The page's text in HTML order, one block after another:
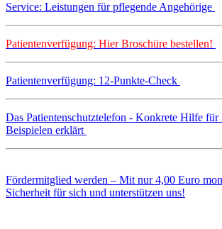
Service: Leistungen für pflegende Angehörige
Patientenverfügung: Hier Broschüre bestellen!
Patientenverfügung: 12-Punkte-Check
Das Patientenschutztelefon - Konkrete Hilfe für
Beispielen erklärt
Fördermitglied werden – Mit nur 4,00 Euro
Sicherheit für sich und unterstützen uns!